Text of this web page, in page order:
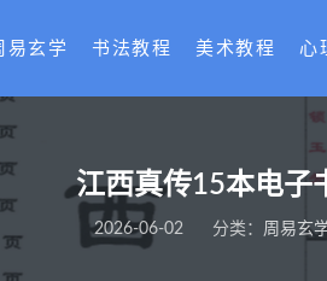
易玄学 书法教程 美术教程 心
江西真传15本电子
2026-06-02 分类： 周易玄